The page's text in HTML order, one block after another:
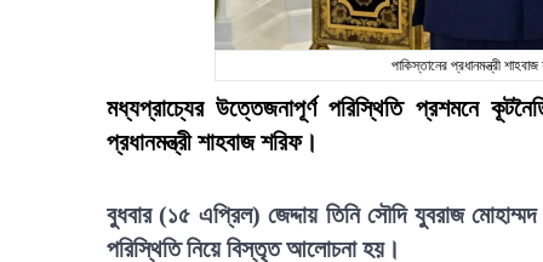
পাকিস্তানের প্রধানমন্ত্রী
মধ্যপ্রাচ্যের উত্তেজনাপূর্ণ পরিস্থিতি প্রশমনে
প্রধানমন্ত্রী শাহবাজ শরিফ।
বুধবার (১৫ এপ্রিল) জেদ্দায় তিনি সৌদি যুবরাজ
পরিস্থিতি নিয়ে বিস্তৃত আলোচনা হয়।